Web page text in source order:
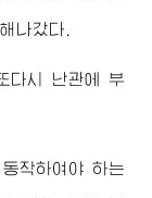
나갔다.
다시 난관에 부
작하여야 하는